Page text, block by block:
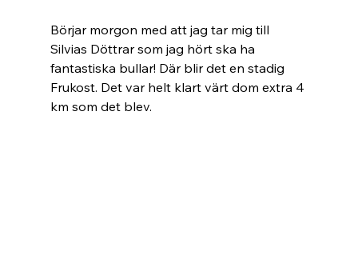
Börjar morgon med att jag tar mig till
Silvias Döttrar som jag hört ska ha
fantastiska bullar! Där blir det en stadig
Frukost. Det var helt klart värt dom extra 4
km som det blev.